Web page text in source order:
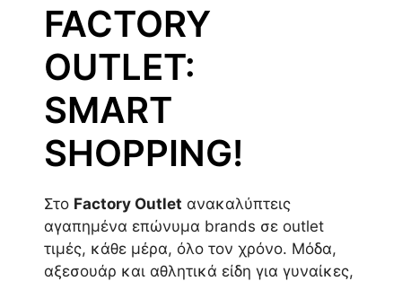
FACTORY
OUTLET:
SMART
SHOPPING!
Στο Factory Outlet ανακαλύπτεις
αγαπημένα επώνυμα brands σε outlet
τιμές, κάθε μέρα, όλο τον χρόνο. Μόδα,
αξεσουάρ και αθλητικά είδη για γυναίκες,